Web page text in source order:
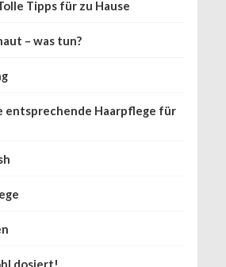
Tipps für zu Hause
– was tun?
entsprechende Haarpflege für
dosiert!